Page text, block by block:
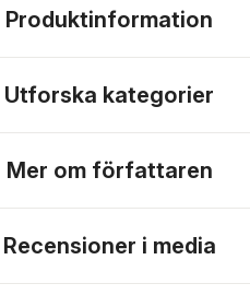
Produktinformation
Utforska kategorier
Mer om författaren
Recensioner i media